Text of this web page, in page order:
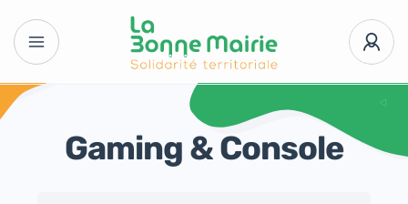
Gaming & Console